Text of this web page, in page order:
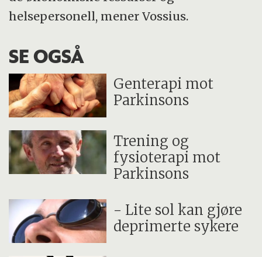
helsepersonell, mener Vossius.
SE OGSÅ
Genterapi mot
Parkinsons
Trening og
fysioterapi mot
Parkinsons
- Lite sol kan gjøre
deprimerte sykere